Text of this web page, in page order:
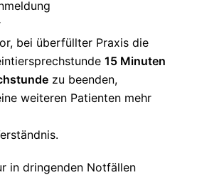
bei überfüllter Praxis die
15 Minuten
zu beenden,
weiteren Patienten mehr
in dringenden Notfällen